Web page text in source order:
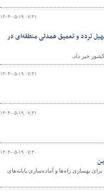
۱۴۰۴-۰۵-۱۹ ۰۷:۴۱
تردد و تعمیق همدلی منطقه‌ای در
خبر داد.
۱۴۰۴-۰۵-۱۹ ۰۷:۴۱
۱۴۰۴-۰۵-۱۹ ۰۷:۴۱
۱۴۰۴-۰۵-۱۹ ۰۷:۴۰
خوزستان گفت: در اربعین امسال ۶۷۰ میلیارد تومان برای بهسازی راه‌ها و آماده‌سازی پایانه‌های